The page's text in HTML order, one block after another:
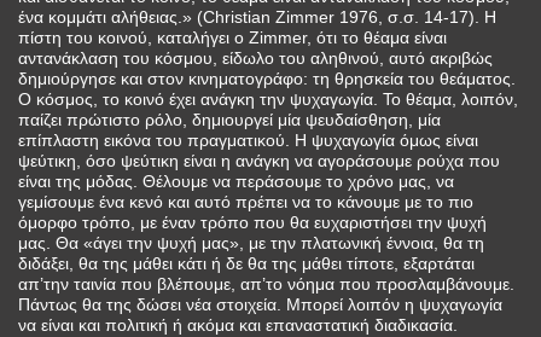
ένα κομμάτι αλήθειας.» (Christian Zimmer 1976, σ.σ. 14-17). Η
πίστη του κοινού, καταλήγει ο Zimmer, ότι το θέαμα είναι
αντανάκλαση του κόσμου, είδωλο του αληθινού, αυτό ακριβώς
δημιούργησε και στον κινηματογράφο: τη θρησκεία του θεάματος.
Ο κόσμος, το κοινό έχει ανάγκη την ψυχαγωγία. Το θέαμα, λοιπόν,
παίζει πρώτιστο ρόλο, δημιουργεί μία ψευδαίσθηση, μία
επίπλαστη εικόνα του πραγματικού. Η ψυχαγωγία όμως είναι
ψεύτικη, όσο ψεύτικη είναι η ανάγκη να αγοράσουμε ρούχα που
είναι της μόδας. Θέλουμε να περάσουμε το χρόνο μας, να
γεμίσουμε ένα κενό και αυτό πρέπει να το κάνουμε με το πιο
όμορφο τρόπο, με έναν τρόπο που θα ευχαριστήσει την ψυχή
μας. Θα «άγει την ψυχή μας», με την πλατωνική έννοια, θα τη
διδάξει, θα της μάθει κάτι ή δε θα της μάθει τίποτε, εξαρτάται
απ’την ταινία που βλέπουμε, απ’το νόημα που προσλαμβάνουμε.
Πάντως θα της δώσει νέα στοιχεία. Μπορεί λοιπόν η ψυχαγωγία
να είναι και πολιτική ή ακόμα και επαναστατική διαδικασία.